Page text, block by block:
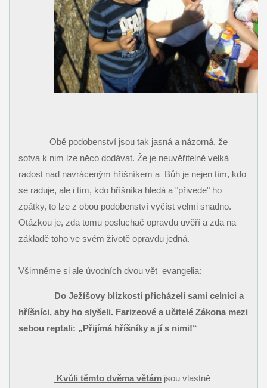
Obě podobenství jsou tak jasná a názorná, že
sotva k nim lze něco dodávat. Že je neuvěřitelně velká
radost nad navráceným hříšníkem a Bůh je nejen tím, kdo
se raduje, ale i tím, kdo hříšníka hledá a "přivede" ho
zpátky, to lze z obou podobenství vyčíst velmi snadno.
Otázkou je, zda tomu posluchač opravdu uvěří a zda na
základě toho ve svém životě opravdu jedná.
Všimněme si ale úvodních dvou vět evangelia:
Do Ježíšovy blízkosti přicházeli samí celníci a
hříšníci, aby ho slyšeli. Farizeové a učitelé Zákona mezi
sebou reptali: „Přijímá hříšníky a jí s nimi!“
Kvůli těmto dvěma větámjsou vlastně